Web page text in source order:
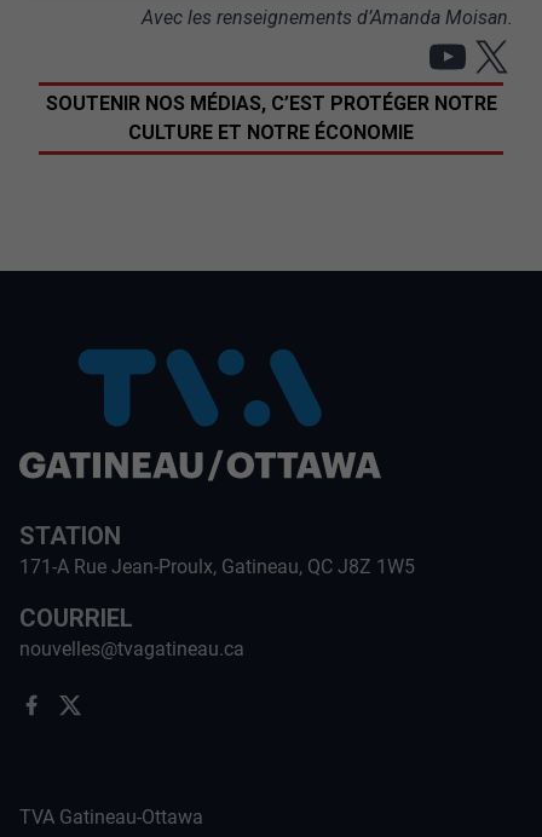
Avec les renseignements d’Amanda Moisan.
X
SOUTENIR NOS MÉDIAS, C’EST PROTÉGER NOTRE
CULTURE ET NOTRE ÉCONOMIE
STATION
171-A Rue Jean-Proulx, Gatineau, QC J8Z 1W5
COURRIEL
nouvelles@tvagatineau.ca
TVA Gatineau-Ottawa